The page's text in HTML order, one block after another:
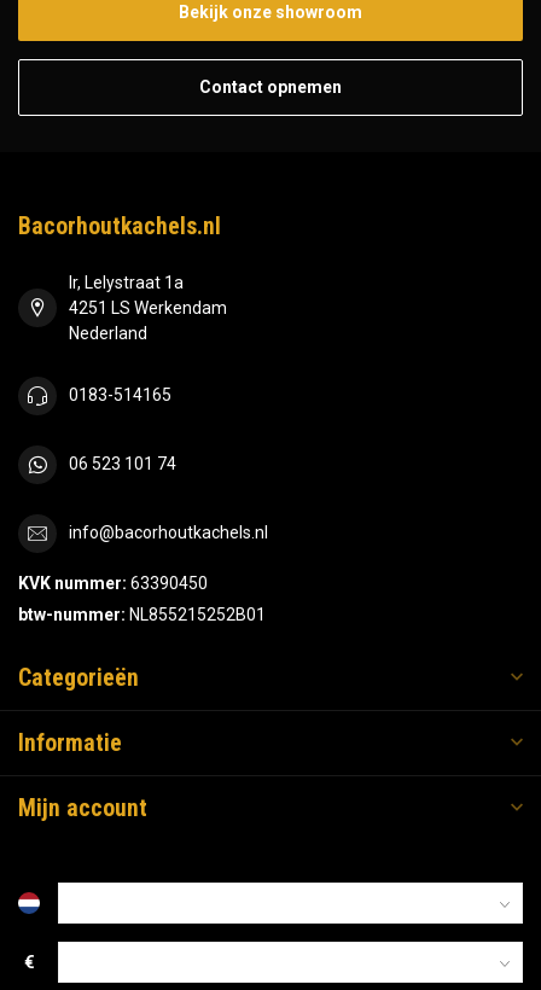
Bekijk onze showroom
Contact opnemen
Bacorhoutkachels.nl
Ir, Lelystraat 1a
4251 LS Werkendam
Nederland
0183-514165
06 523 101 74
info@bacorhoutkachels.nl
KVK nummer: 63390450
btw-nummer: NL855215252B01
Categorieën
Informatie
Mijn account
€